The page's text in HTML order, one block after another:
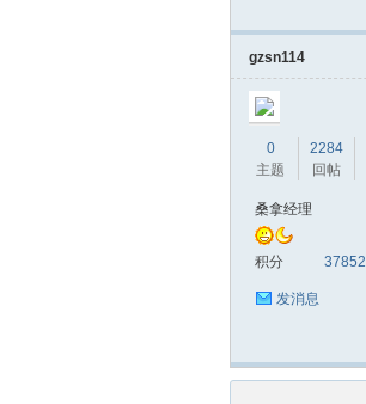
gzsn114
0
主题
2284
回帖
桑拿经理
积分 37852
发消息